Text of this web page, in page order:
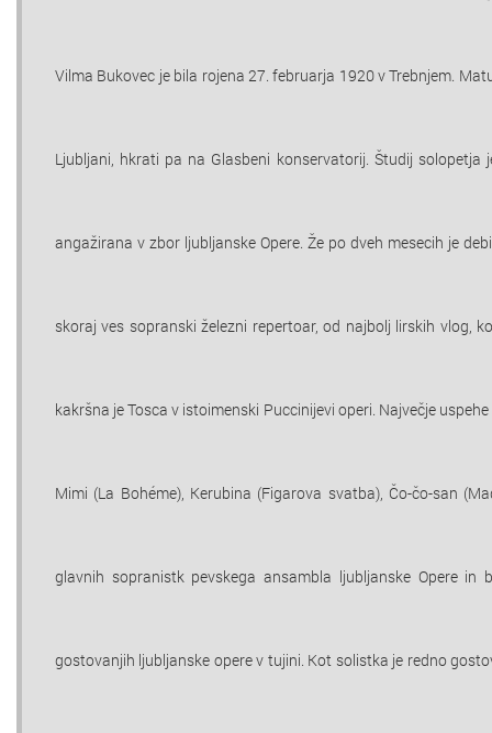
Vilma Bukovec je bila rojena 27. februarja 1920 v Trebnjem.
Ljubljani, hkrati pa na Glasbeni konservatorij. Študij
angažirana v zbor ljubljanske Opere. Že po dveh mesecih je
skoraj ves sopranski železni repertoar, od najbolj lirskih vlog,
kakršna je Tosca v istoimenski Puccinijevi operi. Največje
Mimi (La Bohéme), Kerubina (Figarova svatba), Čo-čo-san
glavnih sopranistk pevskega ansambla ljubljanske Opere
gostovanjih ljubljanske opere v tujini. Kot solistka je redno